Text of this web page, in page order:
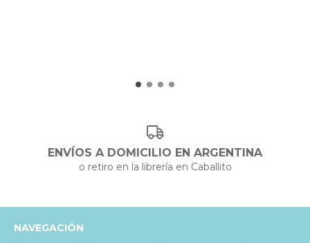
ENVÍOS A DOMICILIO EN ARGENTINA
o retiro en la librería en Caballito
NAVEGACIÓN